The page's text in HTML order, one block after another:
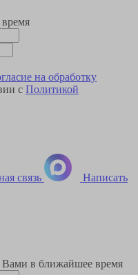
на обработку
с Политикой
связь Написать
в ближайшее время